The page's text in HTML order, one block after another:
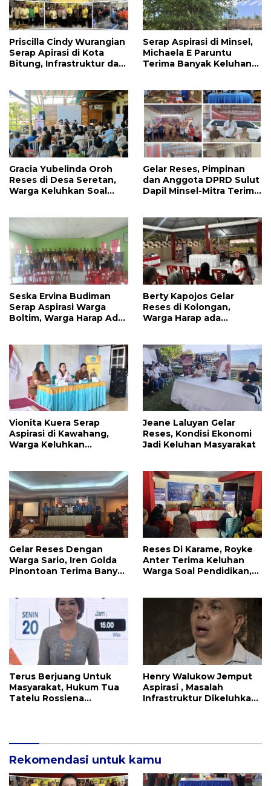
Priscilla Cindy Wurangian
Serap Apirasi di Kota
Bitung, Infrastruktur dan
Warga
Serap Aspirasi di Minsel,
Michaela E Paruntu
Terima Banyak Keluhan
Gracia Yubelinda Oroh
Reses di Desa Seretan,
Warga Keluhkan Soal
Gelar Reses, Pimpinan
dan Anggota DPRD Sulut
Dapil Minsel-Mitra Terima
Seska Ervina Budiman
Serap Aspirasi Warga
Boltim, Warga Harap Ada
Berty Kapojos Gelar
Reses di Kolongan,
Warga Harap ada
Vionita Kuera Serap
Aspirasi di Kawahang,
Warga Keluhkan
Jeane Laluyan Gelar
Reses, Kondisi Ekonomi
Jadi Keluhan Masyarakat
Gelar Reses Dengan
Warga Sario, Iren Golda
Pinontoan Terima Banyak
Reses Di Karame, Royke
Anter Terima Keluhan
Warga Soal Pendidikan,
Terus Berjuang Untuk
Masyarakat, Hukum Tua
Tatelu Rossiena
Walukow
Henry Walukow Jemput
Aspirasi , Masalah
Infrastruktur Dikeluhkan
Rekomendasi untuk kamu